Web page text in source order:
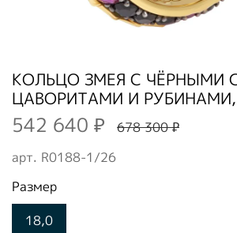
арт. R0188-1/26
КОЛЬЦО ЗМЕЯ С ЧЁРНЫМИ
ЦАВОРИТАМИ И РУБИНАМИ,
542 640 ₽ 678 300 ₽
Размер
18,0